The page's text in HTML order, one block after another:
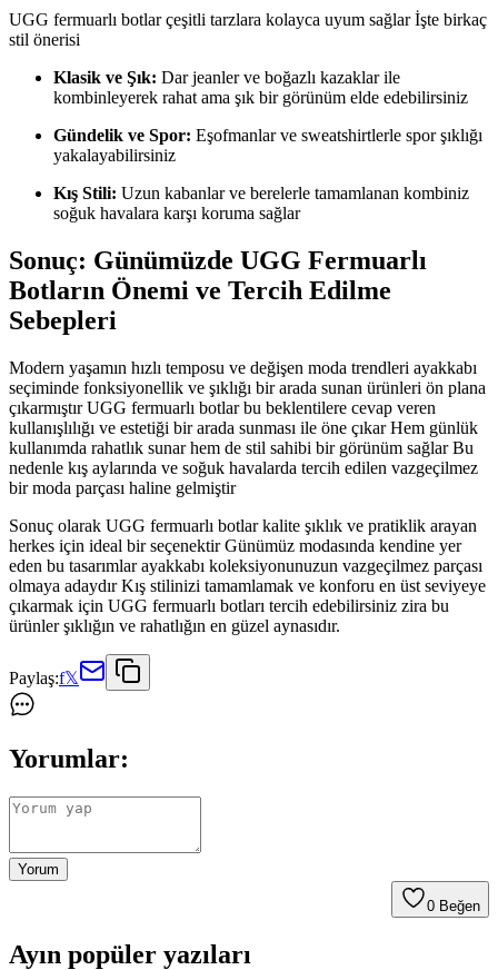
UGG fermuarlı botlar çeşitli tarzlara kolayca uyum sağlar İşte birkaç
stil önerisi
Klasik ve Şık: Dar jeanler ve boğazlı kazaklar ile
kombinleyerek rahat ama şık bir görünüm elde edebilirsiniz
Gündelik ve Spor: Eşofmanlar ve sweatshirtlerle spor şıklığı
yakalayabilirsiniz
Kış Stili: Uzun kabanlar ve berelerle tamamlanan kombiniz
soğuk havalara karşı koruma sağlar
Sonuç: Günümüzde UGG Fermuarlı
Botların Önemi ve Tercih Edilme
Sebepleri
Modern yaşamın hızlı temposu ve değişen moda trendleri ayakkabı
seçiminde fonksiyonellik ve şıklığı bir arada sunan ürünleri ön plana
çıkarmıştır UGG fermuarlı botlar bu beklentilere cevap veren
kullanışlılığı ve estetiği bir arada sunması ile öne çıkar Hem günlük
kullanımda rahatlık sunar hem de stil sahibi bir görünüm sağlar Bu
nedenle kış aylarında ve soğuk havalarda tercih edilen vazgeçilmez
bir moda parçası haline gelmiştir
Sonuç olarak UGG fermuarlı botlar kalite şıklık ve pratiklik arayan
herkes için ideal bir seçenektir Günümüz modasında kendine yer
eden bu tasarımlar ayakkabı koleksiyonunuzun vazgeçilmez parçası
olmaya adaydır Kış stilinizi tamamlamak ve konforu en üst seviyeye
çıkarmak için UGG fermuarlı botları tercih edebilirsiniz zira bu
ürünler şıklığın ve rahatlığın en güzel aynasıdır.
Paylaş:f𝕏
Yorumlar:
Yorum
0 Beğen
Ayın popüler yazıları